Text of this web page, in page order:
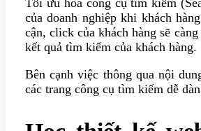
của doanh nghiệp khi khách
cận, click của khách hàng sẽ
kết quả tìm kiếm của khách hàng.
Bên cạnh việc thông qua nội
các trang công cụ tìm kiếm dễ